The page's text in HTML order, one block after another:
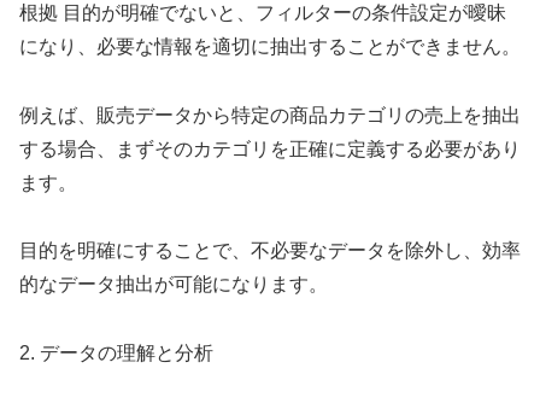
根拠 目的が明確でないと、フィルターの条件設定が曖昧
になり、必要な情報を適切に抽出することができません。
例えば、販売データから特定の商品カテゴリの売上を抽出
する場合、まずそのカテゴリを正確に定義する必要があり
ます。
目的を明確にすることで、不必要なデータを除外し、効率
的なデータ抽出が可能になります。
2. データの理解と分析